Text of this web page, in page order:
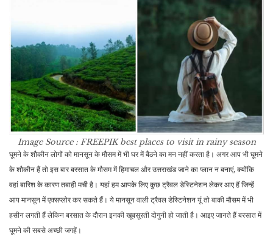
Image Source : FREEPIKbest places to visit in rainy season
घूमने के शौकीन लोगों को मानसून के मौसम में भी घर में बैठने का मन नहीं करता है। अगर आप भी घूमने
के शौकीन हैं तो इस बार बरसात के मौसम में हिमाचल और उत्तराखंड जाने का प्लान न बनाएं, क्योंकि
वहां बारिश के कारण तबाही मची है। यहां हम आपके लिए कुछ ट्रैवल डेस्टिनेशन लेकर आए हैं जिन्हें
आप मानसून में एक्सप्लोर कर सकते हैं। ये मानसून वाली ट्रैवल डेस्टिनेशन यूं तो बाकी मौसम में भी
हसीन लगती हैं लेकिन बरसात के दौरान इनकी खूबसूरती दोगुनी हो जाती है। आइए जानते हैं बरसात में
घूमने की सबसे अच्छी जगहें।